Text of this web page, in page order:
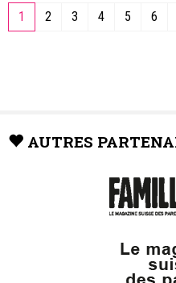
1 2 3 4 5 6
AUTRES